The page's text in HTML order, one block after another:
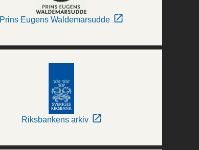
Prins Eugens Waldemarsudde
Riksbankens arkiv